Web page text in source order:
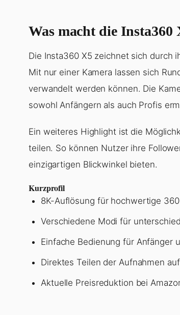
Was macht die Insta360
Die Insta360 X5 zeichnet sich durch
Mit nur einer Kamera lassen sich
verwandelt werden können. Die
sowohl Anfängern als auch Profis
Ein weiteres Highlight ist die
teilen. So können Nutzer ihre
einzigartigen Blickwinkel bieten.
Kurzprofil
8K-Auflösung für hochwertige
Verschiedene Modi für
Einfache Bedienung für Anfänger
Direktes Teilen der Aufnahmen
Aktuelle Preisreduktion bei